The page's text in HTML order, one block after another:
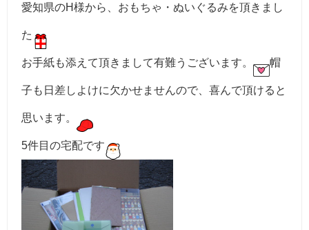
愛知県のH様から、おもちゃ・ぬいぐるみを頂きまし
た
お手紙も添えて頂きまして有難うございます。 帽
子も日差しよけに欠かせませんので、喜んで頂けると
思います。
5件目の宅配です